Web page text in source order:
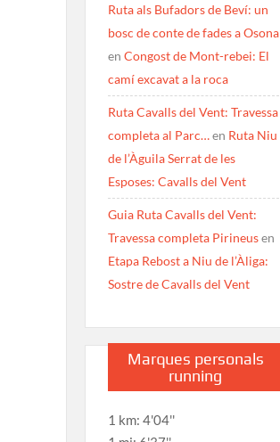
Ruta als Bufadors de Beví: un
bosc de conte de fades a Osona
en Congost de Mont-rebei: El
camí excavat a la roca
Ruta Cavalls del Vent: Travessa
completa al Parc…en Ruta Niu
de l’Àguila Serrat de les
Esposes: Cavalls del Vent
Guia Ruta Cavalls del Vent:
Travessa completa Pirineusen
Etapa Rebost a Niu de l’Àliga:
Sostre de Cavalls del Vent
Marques personals
running
1 km: 4'04''